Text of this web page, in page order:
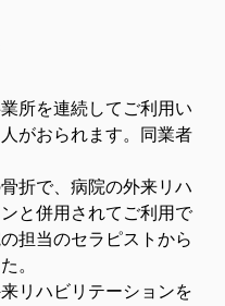
所を連続してご利用い
がおられます。同業者
折で、病院の外来リハ
と併用されてご利用で
担当のセラピストから
。
リハビリテーションを